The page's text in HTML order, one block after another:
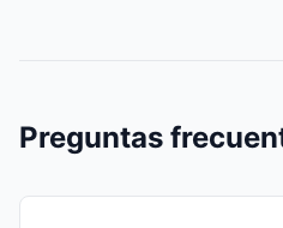
Preguntas